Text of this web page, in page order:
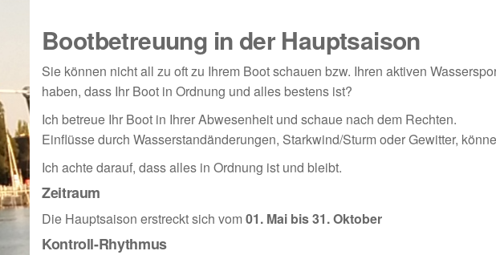
Bootbetreuung in der Hauptsaison
Sie können nicht all zu oft zu Ihrem Boot schauen bzw. Ihren aktiven
haben, dass Ihr Boot in Ordnung und alles bestens ist?
Ich betreue Ihr Boot in Ihrer Abwesenheit und schaue nach dem Rechten.
Einflüsse durch Wasserstandänderungen, Starkwind/Sturm oder Gewitter,
Ich achte darauf, dass alles in Ordnung ist und bleibt.
Zeitraum
Die Hauptsaison erstreckt sich vom 01. Mai bis 31. Oktober
Kontroll-Rhythmus